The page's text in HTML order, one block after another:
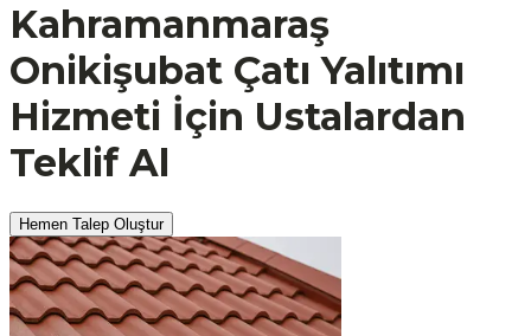
Kahramanmaraş
Onikişubat Çatı Yalıtımı
Hizmeti İçin Ustalardan
Teklif Al
Hemen Talep Oluştur